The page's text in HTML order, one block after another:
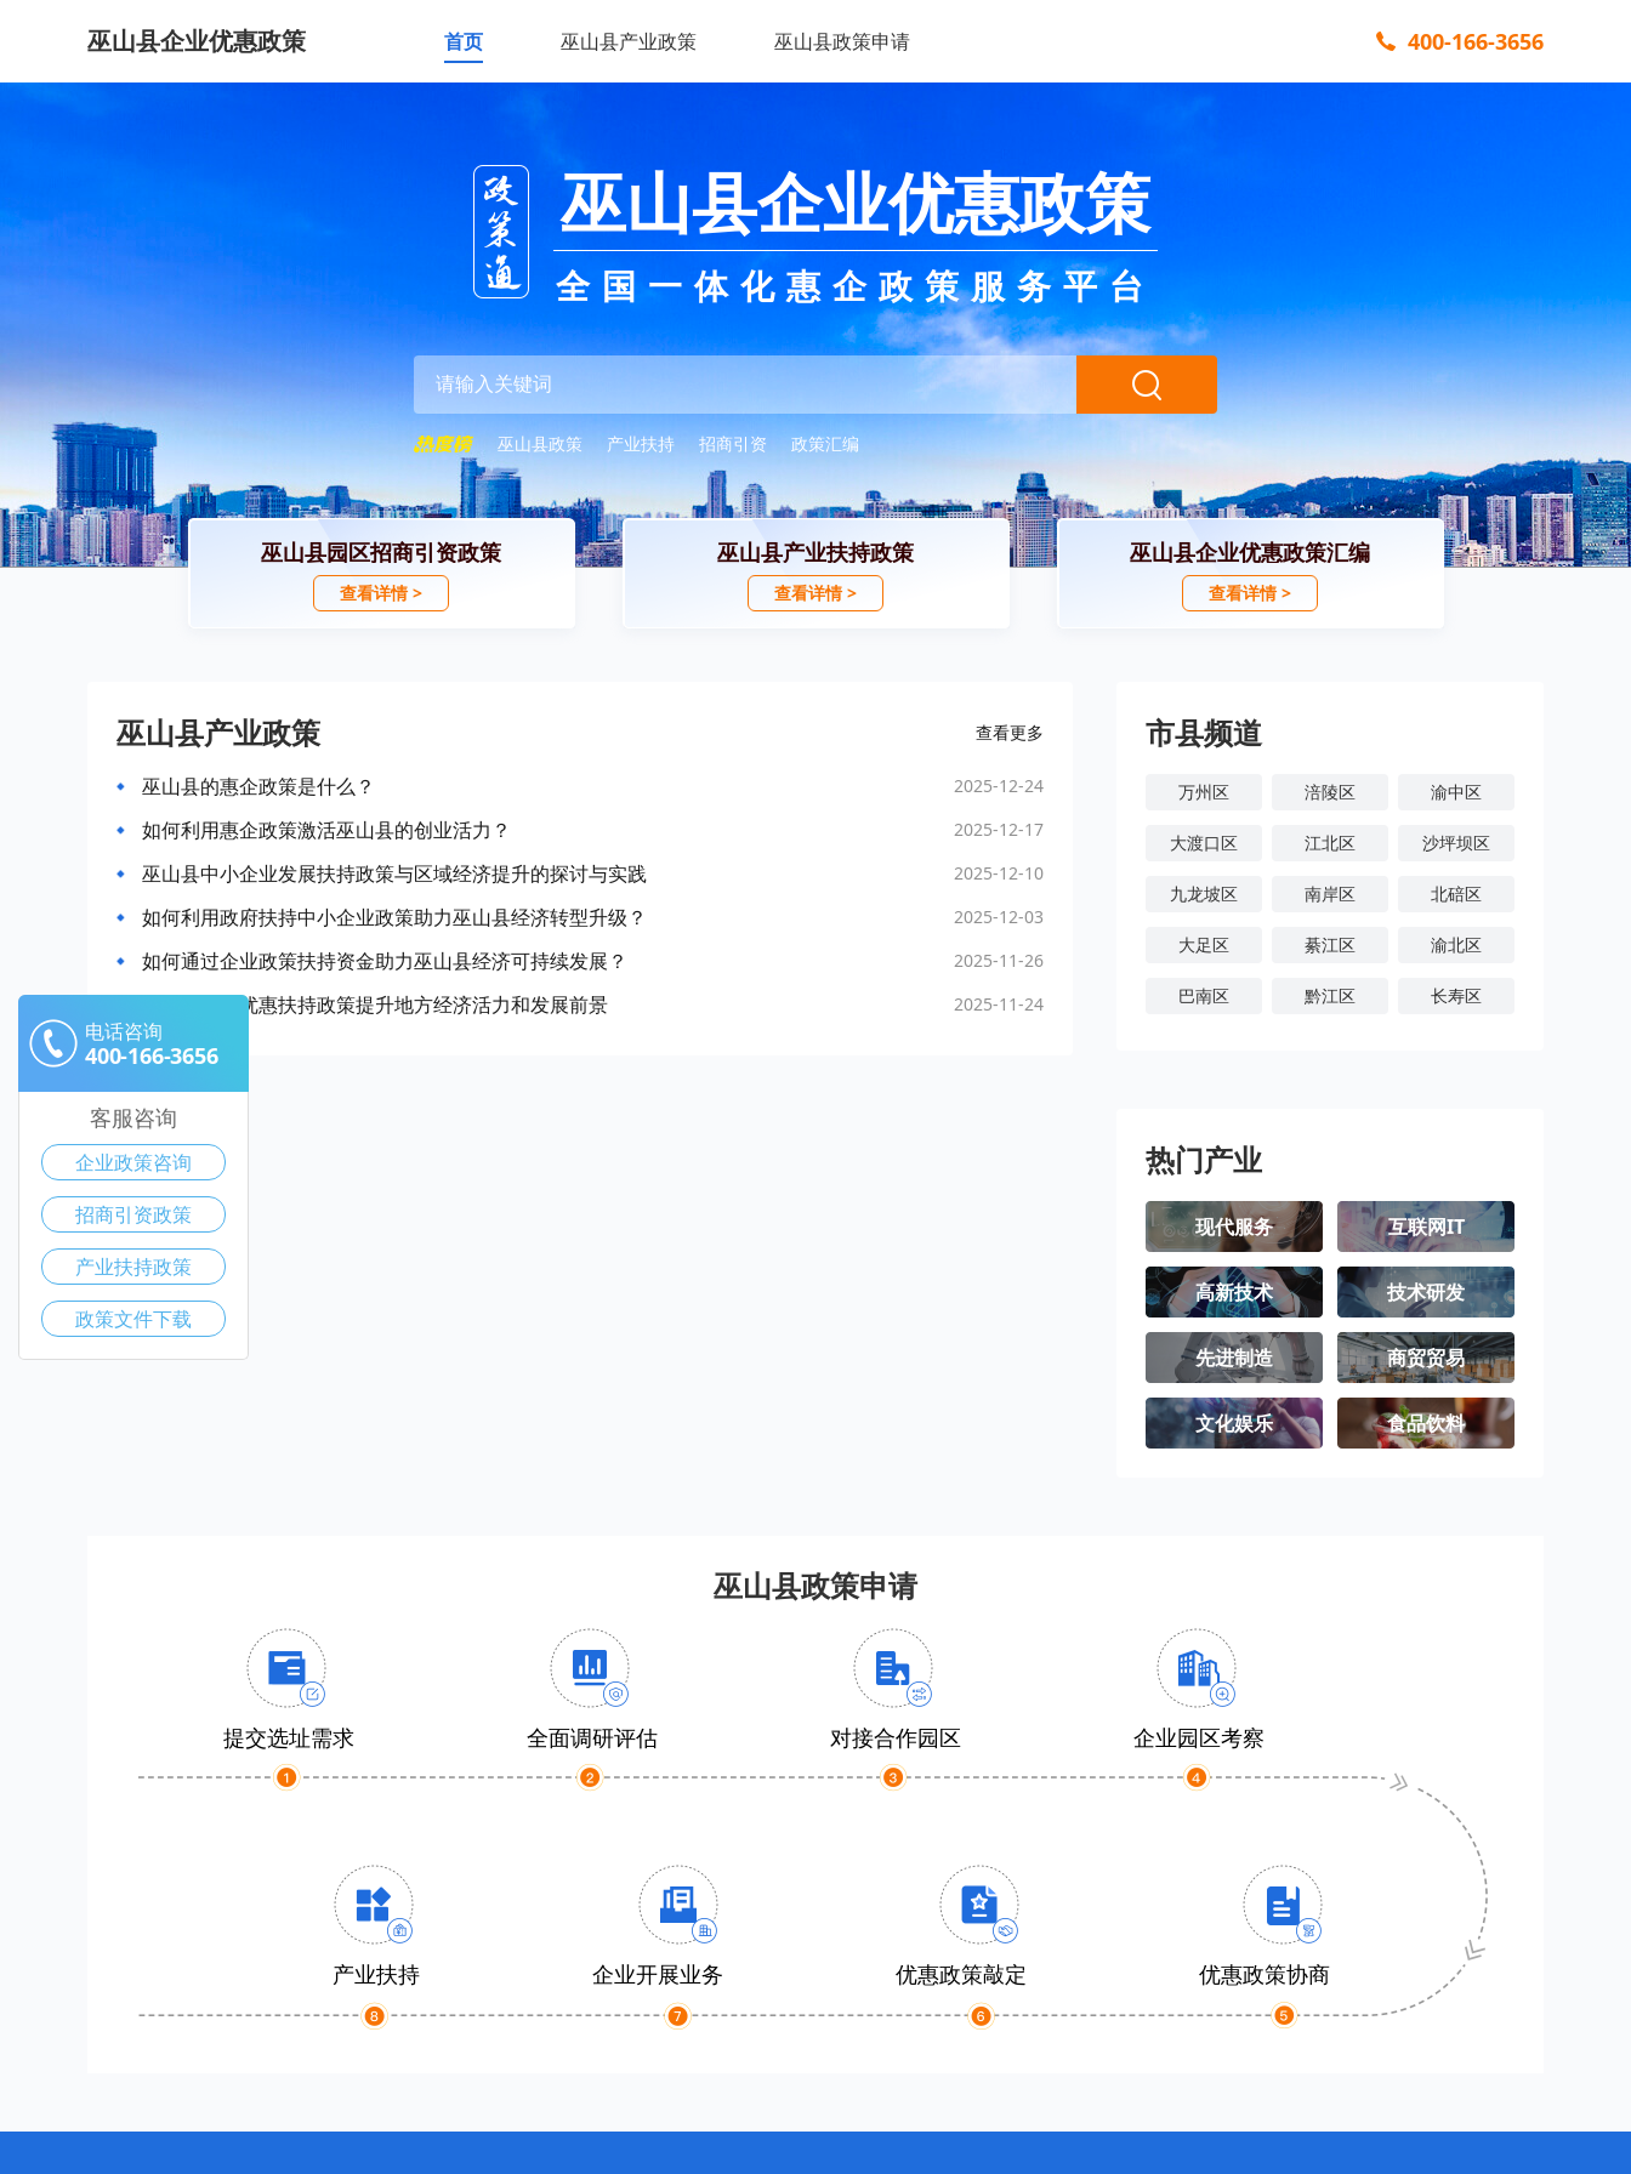
巫山县企业优惠政策 首页 巫山县产业政策 巫山县政策申请 400-166-3656
巫山县企业优惠政策
全国一体化惠企政策服务平台
巫山县政策 产业扶持 招商引资 政策汇编
巫山县园区招商引资政策
查看详情 >
巫山县产业扶持政策
查看详情 >
巫山县企业优惠政策汇编
查看详情 >
巫山县产业政策 查看更多
巫山县的惠企政策是什么？ 2025-12-24
如何利用惠企政策激活巫山县的创业活力？ 2025-12-17
巫山县中小企业发展扶持政策与区域经济提升的探讨与实践 2025-12-10
如何利用政府扶持中小企业政策助力巫山县经济转型升级？ 2025-12-03
如何通过企业政策扶持资金助力巫山县经济可持续发展？ 2025-11-26
巫山县企业优惠扶持政策提升地方经济活力和发展前景 2025-11-24
市县频道
万州区 涪陵区 渝中区
大渡口区 江北区 沙坪坝区
九龙坡区 南岸区 北碚区
大足区 綦江区 渝北区
巴南区 黔江区 长寿区
丰都县
忠县 开州区 云阳县
奉节县 巫山县 巫溪县
石柱土家族自
治县
秀山土家族苗
族自治县
酉阳土家族苗
族自治县
彭水苗族土家
族自治县
江津区 合川区
永川区 南川区
热门产业
现代服务 互联网IT
高新技术 技术研发
先进制造 商贸贸易
文化娱乐 食品饮料
巫山县政策申请
提交选址需求 全面调研评估 对接合作园区 企业园区考察
产业扶持 企业开展业务 优惠政策敲定 优惠政策协商
电话咨询
400-166-3656
客服咨询
企业政策咨询
招商引资政策
产业扶持政策
政策文件下载